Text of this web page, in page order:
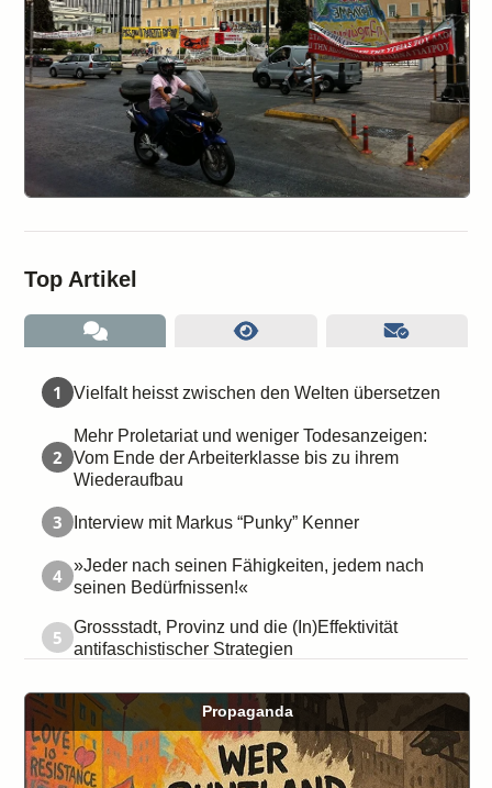
Top Artikel
1 Vielfalt heisst zwischen den Welten übersetzen
2
Mehr Proletariat und weniger Todesanzeigen:
Vom Ende der Arbeiterklasse bis zu ihrem
Wiederaufbau
3 Interview mit Markus “Punky” Kenner
4
»Jeder nach seinen Fähigkeiten, jedem nach
seinen Bedürfnissen!«
5
Grossstadt, Provinz und die (In)Effektivität
antifaschistischer Strategien
Propaganda